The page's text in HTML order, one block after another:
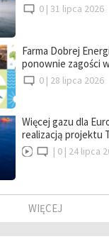
0 | 31 lipca 2026
Farma Dobrej
ponownie zagości
0 | 28 lipca 2026
Więcej gazu dla
realizacją projektu
| 0 | 24 lipca
WIĘCEJ